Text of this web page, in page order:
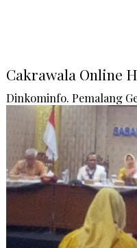
Cakrawala Online
Dinkominfo. Pemalang